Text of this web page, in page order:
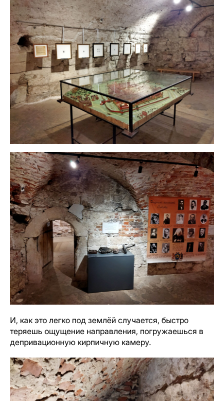
И, как это легко под землёй случается, быстро
теряешь ощущение направления, погружаешься в
депривационную кирпичную камеру.